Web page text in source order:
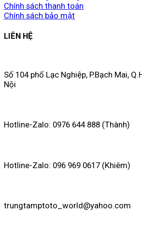
Chính sách thanh toán
Chính sách bảo mật
LIÊN HỆ
Số 104 phố Lạc Nghiệp, P.Bạch Mai,
Nội
Hotline-Zalo: 0976 644 888 (Thành)
Hotline-Zalo: 096 969 0617 (Khiêm)
trungtamptoto_world@yahoo.com